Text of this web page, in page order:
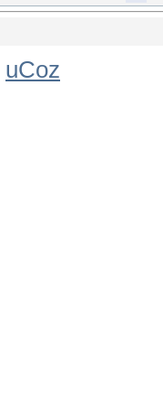
uCoz